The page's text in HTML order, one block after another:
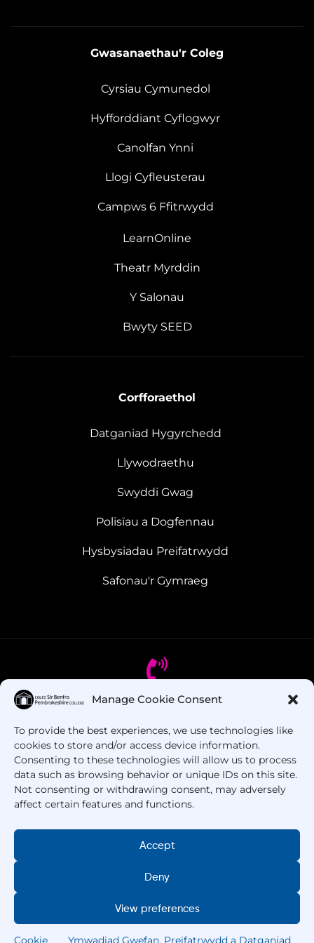
Manage Cookie Consent
To provide the best experiences, we use technologies like
cookies to store and/or access device information.
Consenting to these technologies will allow us to process
data such as browsing behavior or unique IDs on this site.
Not consenting or withdrawing consent, may adversely
affect certain features and functions.
Accept
Deny
View preferences
Cookie Ymwadiad Gwefan, Preifatrwydd a Datganiad
Gwasanaethau'r Coleg
Cyrsiau Cymunedol
Hyfforddiant Cyflogwyr
Canolfan Ynni
Llogi Cyfleusterau
Campws 6 Ffitrwydd
LearnOnline
Theatr Myrddin
Y Salonau
Bwyty SEED
Corfforaethol
Datganiad Hygyrchedd
Llywodraethu
Swyddi Gwag
Polisïau a Dogfennau
Hysbysiadau Preifatrwydd
Safonau'r Gymraeg
+44 1437 753 000
Coleg Sir Benfro